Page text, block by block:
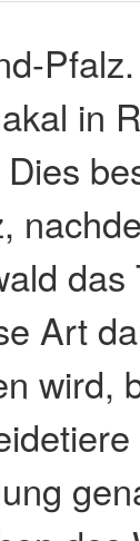
in
Art
wird,